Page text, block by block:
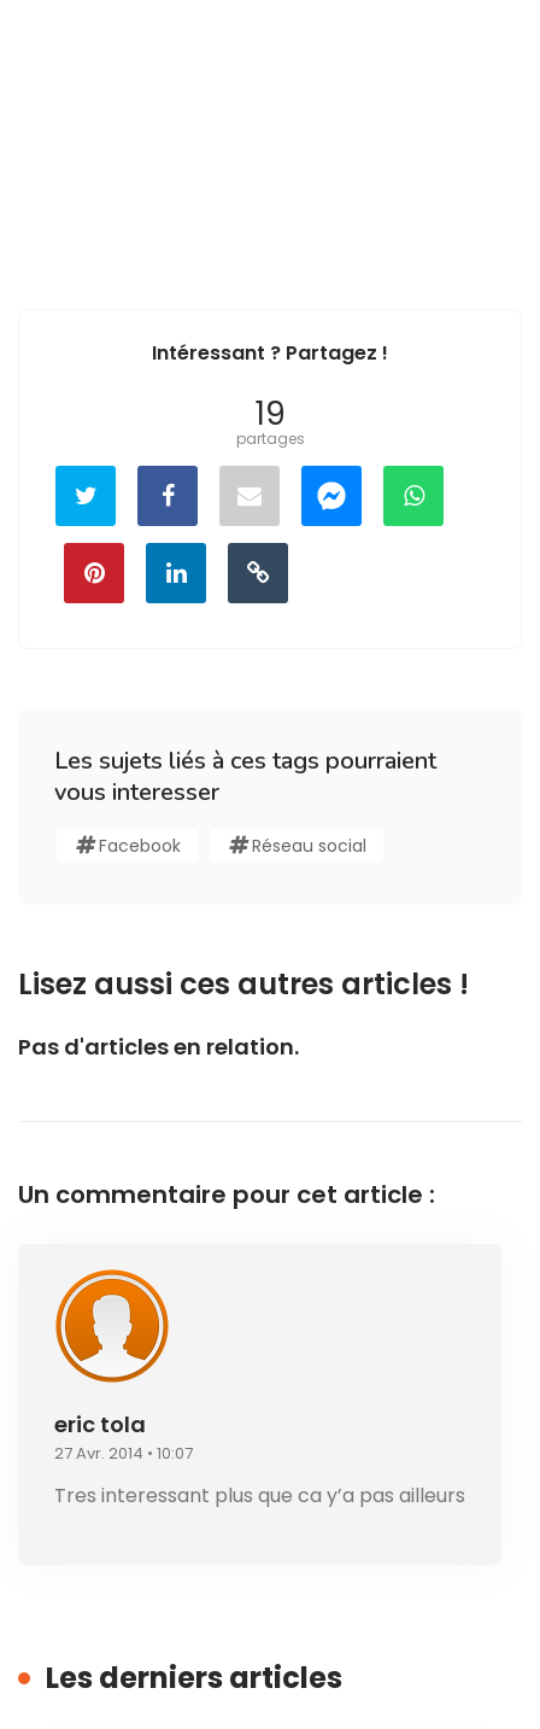
Intéressant ? Partagez !
19
partages
Les sujets liés à ces tags pourraient
vous interesser
Facebook Réseau social
Lisez aussi ces autres articles !
Pas d'articles en relation.
Un commentaire pour cet article :
eric tola
27 Avr. 2014 • 10:07
Tres interessant plus que ca y’a pas ailleurs
Les derniers articles